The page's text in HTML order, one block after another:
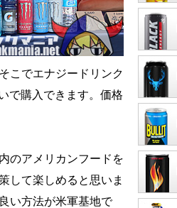
こでエナジードリンク
で購入できます。価格
のアメリカンフードを
して楽しめると思いま
い方法が米軍基地で